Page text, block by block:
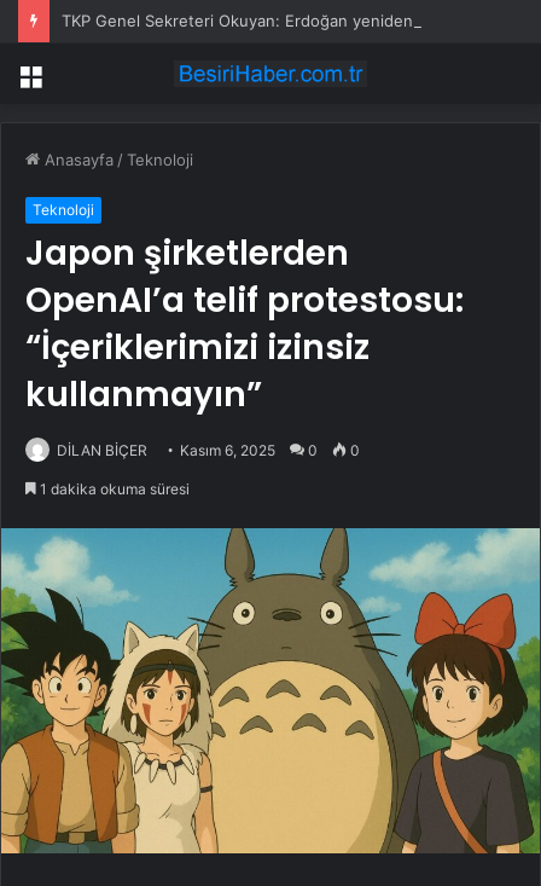
Menü
Anasayfa /Teknoloji
Teknoloji
Japon şirketlerden
OpenAI’a telif protestosu:
“İçeriklerimizi izinsiz
kullanmayın”
DİLAN BİÇER Kasım 6, 2025 0 0
1 dakika okuma süresi